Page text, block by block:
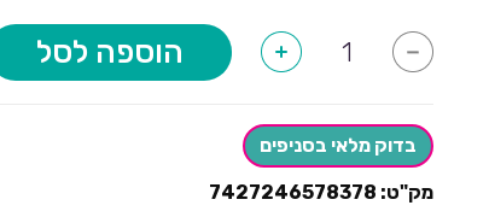
-
של
ילדים
בצורת
ענן
+ הוספה לסל
בדוק מלאי בסניפים
מק"ט: 7427246578378